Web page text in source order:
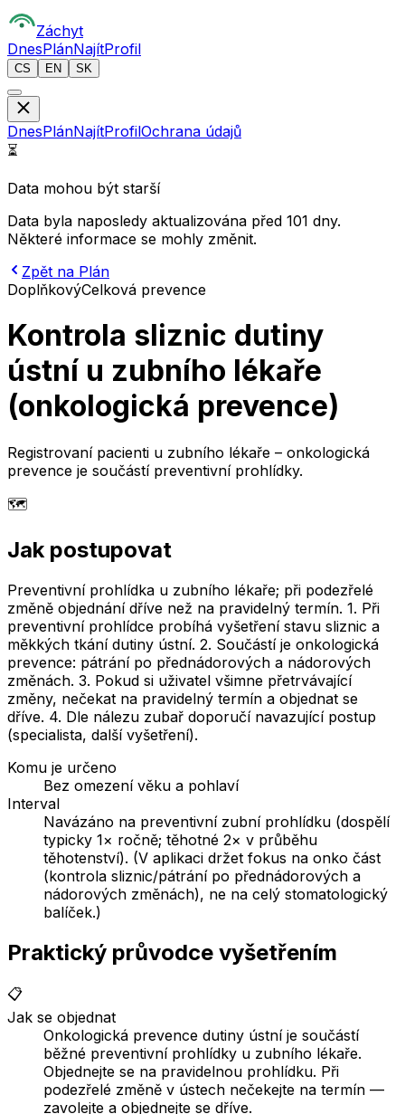
Záchyt
DnesPlánNajítProfil
CS EN SK
DnesPlánNajítProfilOchrana údajů
⏳
Data mohou být starší
Data byla naposledy aktualizována před 101 dny.
Některé informace se mohly změnit.
Zpět na Plán
DoplňkovýCelková prevence
Kontrola sliznic dutiny
ústní u zubního lékaře
(onkologická prevence)
Registrovaní pacienti u zubního lékaře – onkologická
prevence je součástí preventivní prohlídky.
🗺️
Jak postupovat
Preventivní prohlídka u zubního lékaře; při podezřelé
změně objednání dříve než na pravidelný termín. 1. Při
preventivní prohlídce probíhá vyšetření stavu sliznic a
měkkých tkání dutiny ústní. 2. Součástí je onkologická
prevence: pátrání po přednádorových a nádorových
změnách. 3. Pokud si uživatel všimne přetrvávající
změny, nečekat na pravidelný termín a objednat se
dříve. 4. Dle nálezu zubař doporučí navazující postup
(specialista, další vyšetření).
Komu je určeno
Bez omezení věku a pohlaví
Interval
Navázáno na preventivní zubní prohlídku (dospělí
typicky 1× ročně; těhotné 2× v průběhu
těhotenství). (V aplikaci držet fokus na onko část
(kontrola sliznic/pátrání po přednádorových a
nádorových změnách), ne na celý stomatologický
balíček.)
Praktický průvodce vyšetřením
📋
Jak se objednat
Onkologická prevence dutiny ústní je součástí
běžné preventivní prohlídky u zubního lékaře.
Objednejte se na pravidelnou prohlídku. Při
podezřelé změně v ústech nečekejte na termín —
zavolejte a objednejte se dříve.